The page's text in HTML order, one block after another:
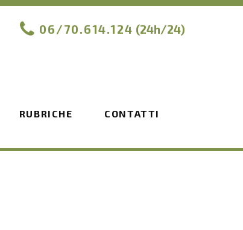
06/70.614.124 (24h/24)
RUBRICHE CONTATTI